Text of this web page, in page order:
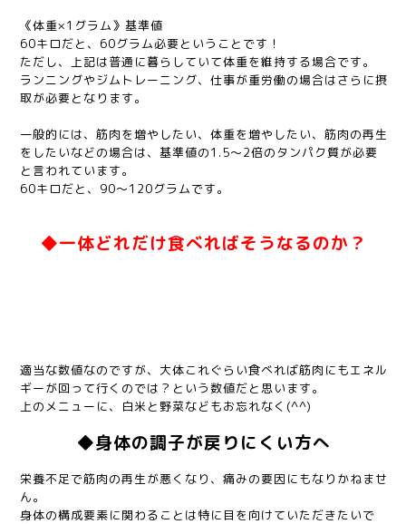
《体重×1グラム》基準値
60キロだと、60グラム必要ということです！
ただし、上記は普通に暮らしていて体重を維持する場合です。
ランニングやジムトレーニング、仕事が重労働の場合はさらに摂
取が必要となります。
一般的には、筋肉を増やしたい、体重を増やしたい、筋肉の再生
をしたいなどの場合は、基準値の1.5〜2倍のタンパク質が必要
と言われています。
60キロだと、90〜120グラムです。
◆一体どれだけ食べればそうなるのか？
適当な数値なのですが、大体これぐらい食べれば筋肉にもエネル
ギーが回って行くのでは？という数値だと思います。
上のメニューに、白米と野菜などもお忘れなく(^^)
◆身体の調子が戻りにくい方へ
栄養不足で筋肉の再生が悪くなり、痛みの要因にもなりかねませ
ん。
身体の構成要素に関わることは特に目を向けていただきたいで